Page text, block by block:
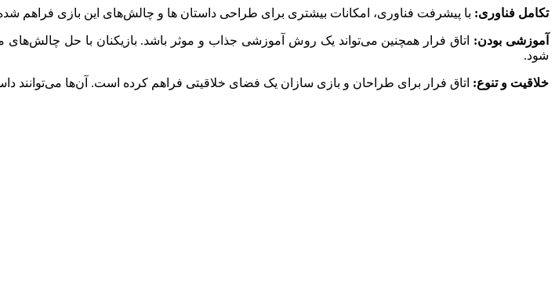
تکامل فناوری: با پیشرفت فناوری، امکانات بیشتری برای طراحی داستان ها و چالش‌های این بازی فراهم
آموزشی بودن: اتاق فرار همچنین می‌تواند یک روش آموزشی جذاب و موثر باشد. بازیکنان با حل
شود.
خلاقیت و تنوع: اتاق فرار برای طراحان و بازی سازان یک فضای خلاقیتی فراهم کرده است. آن‌ها می‌توانند